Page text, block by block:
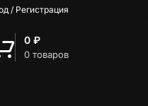
/ Регистрация
0 товаров
0 ₽